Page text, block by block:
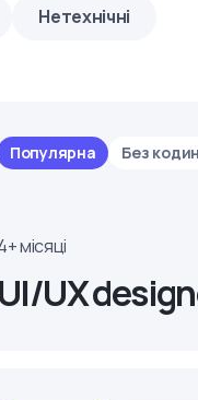
Нетехнічні
Популярна Без
місяці
UI/UX